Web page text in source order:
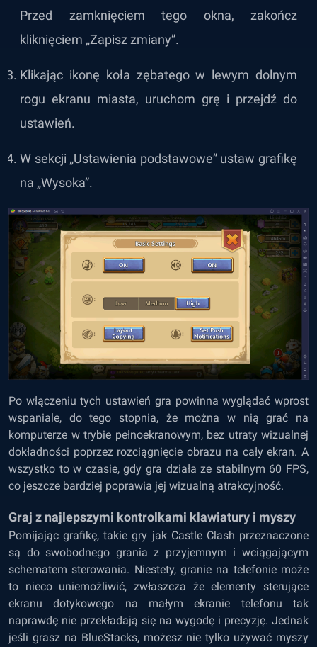
Przed zamknięciem tego okna, zakończ
kliknięciem „Zapisz zmiany”.
Klikając ikonę koła zębatego w lewym dolnym
rogu ekranu miasta, uruchom grę i przejdź do
ustawień.
W sekcji „Ustawienia podstawowe” ustaw grafikę
na „Wysoka”.
Po włączeniu tych ustawień gra powinna wyglądać wprost
wspaniale, do tego stopnia, że można w nią grać na
komputerze w trybie pełnoekranowym, bez utraty wizualnej
dokładności poprzez rozciągnięcie obrazu na cały ekran. A
wszystko to w czasie, gdy gra działa ze stabilnym 60 FPS,
co jeszcze bardziej poprawia jej wizualną atrakcyjność.
Graj z najlepszymi kontrolkami klawiatury i myszy
Pomijając grafikę, takie gry jak Castle Clash przeznaczone
są do swobodnego grania z przyjemnym i wciągającym
schematem sterowania. Niestety, granie na telefonie może
to nieco uniemożliwić, zwłaszcza że elementy sterujące
ekranu dotykowego na małym ekranie telefonu tak
naprawdę nie przekładają się na wygodę i precyzję. Jednak
jeśli grasz na BlueStacks, możesz nie tylko używać myszy